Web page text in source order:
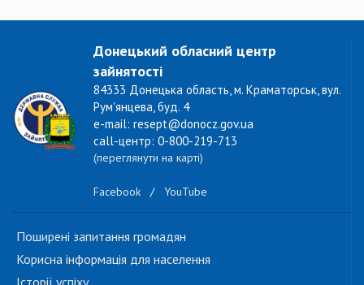
Донецький обласний центр
зайнятості
84333 Донецька область, м. Краматорськ, вул.
Рум'янцева, буд. 4
e-mail: resept@donocz.gov.ua
call-центр: 0-800-219-713
(переглянути на карті)
Facebook / YouTube
Поширені запитання громадян
Корисна інформація для населення
Історії успіху